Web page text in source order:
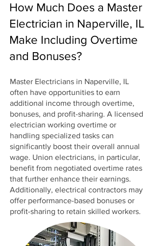
How Much Does a Master
Electrician in Naperville, IL
Make Including Overtime
and Bonuses?
Master Electricians in Naperville, IL
often have opportunities to earn
additional income through overtime,
bonuses, and profit-sharing. A licensed
electrician working overtime or
handling specialized tasks can
significantly boost their overall annual
wage. Union electricians, in particular,
benefit from negotiated overtime rates
that further enhance their earnings.
Additionally, electrical contractors may
offer performance-based bonuses or
profit-sharing to retain skilled workers.